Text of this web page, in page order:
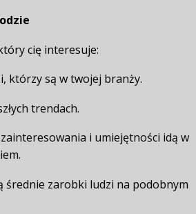
cię interesuje:
którzy są w twojej branży.
trendach.
i umiejętności idą w
średnie zarobki ludzi na podobnym